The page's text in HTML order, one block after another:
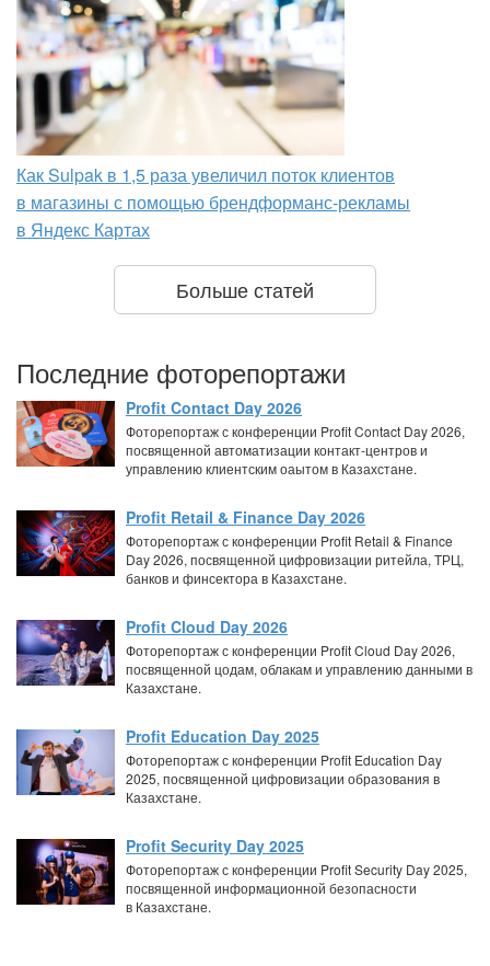
Как Sulpak в 1,5 раза увеличил поток клиентов
в магазины с помощью брендформанс-рекламы
в Яндекс Картах
Больше статей
Последние фоторепортажи
Profit Contact Day 2026
Фоторепортаж с конференции Profit Contact Day 2026,
посвященной автоматизации контакт-центров и
управлению клиентским оаытом в Казахстане.
Profit Retail & Finance Day 2026
Фоторепортаж с конференции Profit Retail & Finance
Day 2026, посвященной цифровизации ритейла, ТРЦ,
банков и финсектора в Казахстане.
Profit Cloud Day 2026
Фоторепортаж с конференции Profit Cloud Day 2026,
посвященной цодам, облакам и управлению данными в
Казахстане.
Profit Education Day 2025
Фоторепортаж с конференции Profit Education Day
2025, посвященной цифровизации образования в
Казахстане.
Profit Security Day 2025
Фоторепортаж с конференции Profit Security Day 2025,
посвященной информационной безопасности
в Казахстане.